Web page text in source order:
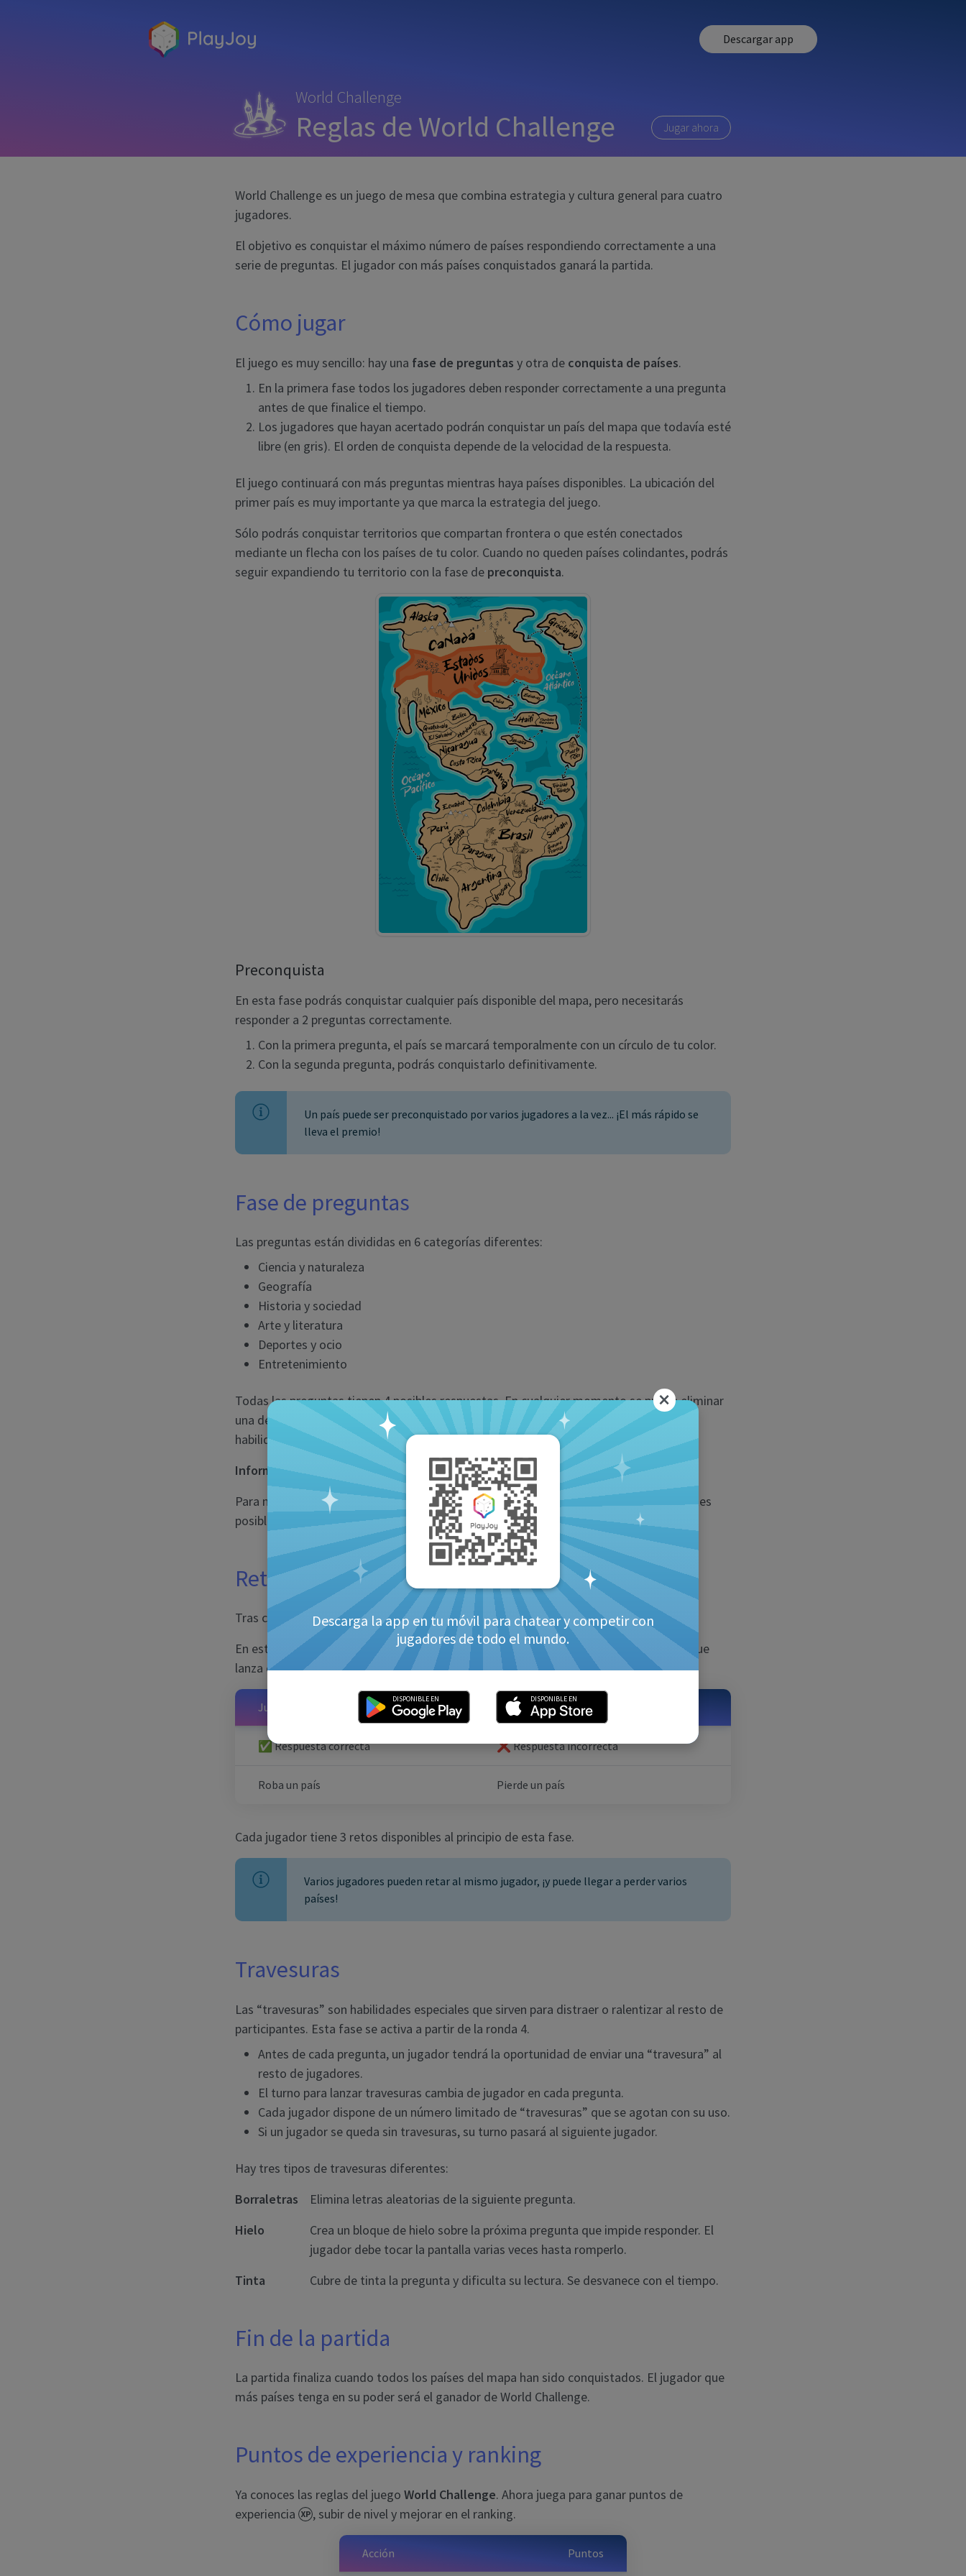
Descargar app
×
Descarga la app en tu móvil para chatear y competir con
jugadores de todo el mundo.
DISPONIBLE EN DISPONIBLE EN
World Challenge
Reglas de World Challenge Jugar ahora
World Challenge es un juego de mesa que combina estrategia y cultura general para cuatro
jugadores.
El objetivo es conquistar el máximo número de países respondiendo correctamente a una
serie de preguntas. El jugador con más países conquistados ganará la partida.
Cómo jugar
El juego es muy sencillo: hay una fase de preguntas y otra de conquista de países.
En la primera fase todos los jugadores deben responder correctamente a una pregunta
antes de que finalice el tiempo.
Los jugadores que hayan acertado podrán conquistar un país del mapa que todavía esté
libre (en gris). El orden de conquista depende de la velocidad de la respuesta.
El juego continuará con más preguntas mientras haya países disponibles. La ubicación del
primer país es muy importante ya que marca la estrategia del juego.
Sólo podrás conquistar territorios que compartan frontera o que estén conectados
mediante un flecha con los países de tu color. Cuando no queden países colindantes, podrás
seguir expandiendo tu territorio con la fase de preconquista.
Preconquista
En esta fase podrás conquistar cualquier país disponible del mapa, pero necesitarás
responder a 2 preguntas correctamente.
Con la primera pregunta, el país se marcará temporalmente con un círculo de tu color.
Con la segunda pregunta, podrás conquistarlo definitivamente.
Un país puede ser preconquistado por varios jugadores a la vez... ¡El más rápido se
lleva el premio!
Fase de preguntas
Las preguntas están divididas en 6 categorías diferentes:
Ciencia y naturaleza
Geografía
Historia y sociedad
Arte y literatura
Deportes y ocio
Entretenimiento
Todas las preguntas tienen 4 posibles respuestas. En cualquier momento se puede eliminar
una de las respuestas incorrectas con el botón
Eliminar una respuesta
. Esta
habilidad tiene un número limitado de usos.
Informar de un error en una pregunta
Para notificar un error en una pregunta, pulsa sobre el botón “!” y la revisaremos lo antes
posible.
Retos entre jugadores
Tras conquistarse 8 países, se activa la fase de retos antes de cada pregunta.
En esta fase, un jugador puede retar a otro para robarle un país. Para ello, el jugador que
lanza el reto debe acertar la pregunta, y el jugador retado fallarla.
Jugador que lanza el reto Jugador retado
✅ Respuesta correcta ❌ Respuesta incorrecta
Roba un país Pierde un país
Cada jugador tiene 3 retos disponibles al principio de esta fase.
Varios jugadores pueden retar al mismo jugador, ¡y puede llegar a perder varios
países!
Travesuras
Las “travesuras” son habilidades especiales que sirven para distraer o ralentizar al resto de
participantes. Esta fase se activa a partir de la ronda 4.
Antes de cada pregunta, un jugador tendrá la oportunidad de enviar una “travesura” al
resto de jugadores.
El turno para lanzar travesuras cambia de jugador en cada pregunta.
Cada jugador dispone de un número limitado de “travesuras” que se agotan con su uso.
Si un jugador se queda sin travesuras, su turno pasará al siguiente jugador.
Hay tres tipos de travesuras diferentes:
Borraletras
Elimina letras aleatorias de la siguiente pregunta.
Hielo
Crea un bloque de hielo sobre la próxima pregunta que impide responder. El
jugador debe tocar la pantalla varias veces hasta romperlo.
Tinta
Cubre de tinta la pregunta y dificulta su lectura. Se desvanece con el tiempo.
Fin de la partida
La partida finaliza cuando todos los países del mapa han sido conquistados. El jugador que
más países tenga en su poder será el ganador de World Challenge.
Puntos de experiencia y ranking
Ya conoces las reglas del juego World Challenge. Ahora juega para ganar puntos de
experiencia
, subir de nivel y mejorar en el ranking.
Acción Puntos